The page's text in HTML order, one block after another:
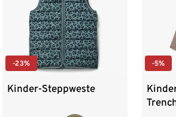
-23%
Kinder-Steppweste
-5%